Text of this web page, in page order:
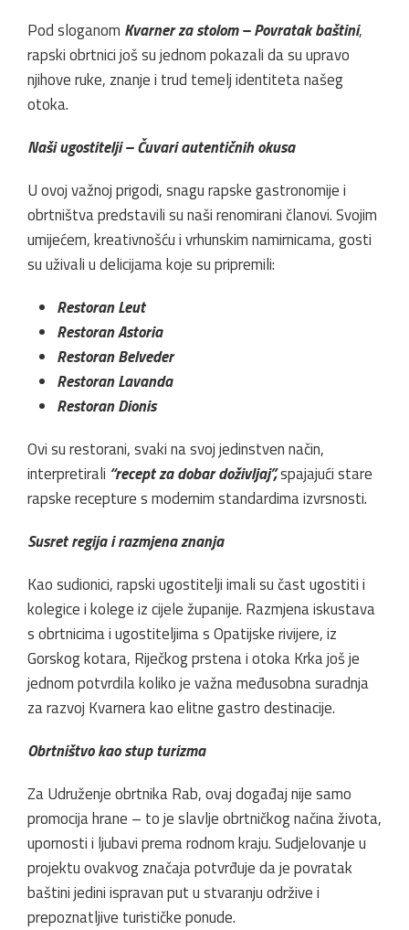
Pod sloganom Kvarner za stolom – Povratak baštini,
rapski obrtnici još su jednom pokazali da su upravo
njihove ruke, znanje i trud temelj identiteta našeg
otoka.
Naši ugostitelji – Čuvari autentičnih okusa
U ovoj važnoj prigodi, snagu rapske gastronomije i
obrtništva predstavili su naši renomirani članovi. Svojim
umijećem, kreativnošću i vrhunskim namirnicama, gosti
su uživali u delicijama koje su pripremili:
Restoran Leut
Restoran Astoria
Restoran Belveder
Restoran Lavanda
Restoran Dionis
Ovi su restorani, svaki na svoj jedinstven način,
interpretirali “recept za dobar doživljaj”,spajajući stare
rapske recepture s modernim standardima izvrsnosti.
Susret regija i razmjena znanja
Kao sudionici, rapski ugostitelji imali su čast ugostiti i
kolegice i kolege iz cijele županije. Razmjena iskustava
s obrtnicima i ugostiteljima s Opatijske rivijere, iz
Gorskog kotara, Riječkog prstena i otoka Krka još je
jednom potvrdila koliko je važna međusobna suradnja
za razvoj Kvarnera kao elitne gastro destinacije.
Obrtništvo kao stup turizma
Za Udruženje obrtnika Rab, ovaj događaj nije samo
promocija hrane – to je slavlje obrtničkog načina života,
upornosti i ljubavi prema rodnom kraju. Sudjelovanje u
projektu ovakvog značaja potvrđuje da je povratak
baštini jedini ispravan put u stvaranju održive i
prepoznatljive turističke ponude.